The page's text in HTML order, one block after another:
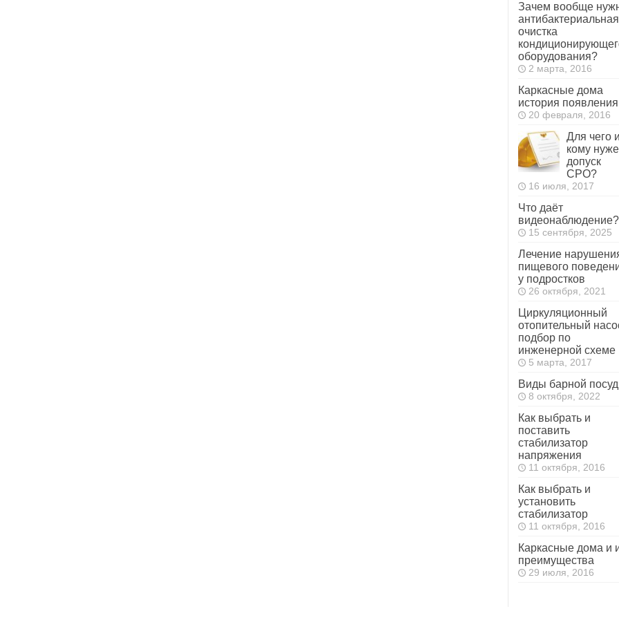
Зачем вообще
антибактериальная
очистка
оборудования?
2 марта, 2016
Каркасные дома
история появления
20 февраля, 2016
Для чего и
кому
допуск
СРО?
16 июля, 2017
Что даёт
видеонаблюдение?
15 сентября, 2025
Лечение
пищевого
у подростков
26 октября, 2021
Циркуляционный
отопительный
подбор по
инженерной схеме
5 марта, 2017
Виды барной
8 октября, 2022
Как выбрать и
поставить
стабилизатор
напряжения
11 октября, 2016
Как выбрать и
установить
стабилизатор
11 октября, 2016
Каркасные дома и
преимущества
29 июля, 2016